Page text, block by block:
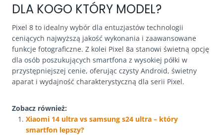
DLA KOGO KTÓRY MODEL?
Pixel 8 to idealny wybór dla entuzjastów technologii
ceniących najwyższą jakość wykonania i zaawansowane
funkcje fotograficzne. Z kolei Pixel 8a stanowi świetną opcję
dla osób poszukujących smartfona z wysokiej półki w
przystępniejszej cenie, oferując czysty Android, świetny
aparat i wydajność charakterystyczną dla serii Pixel.
Zobacz również:
Xiaomi 14 ultra vs samsung s24 ultra – który
smartfon lepszy?